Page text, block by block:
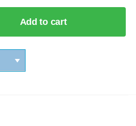
Add to cart